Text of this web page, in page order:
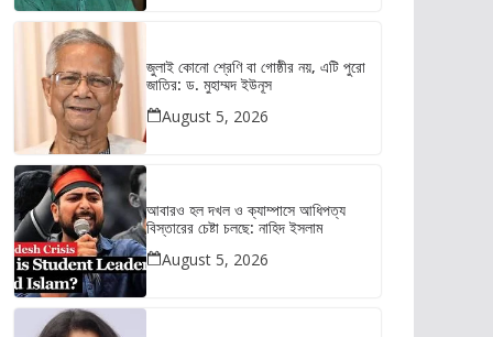
জুলাই কোনো শ্রেণি বা গোষ্ঠীর নয়, এটি পুরো
জাতির: ড. মুহাম্মদ ইউনূস
August 5, 2026
আবারও হল দখল ও ক্যাম্পাসে আধিপত্য
বিস্তারের চেষ্টা চলছে: নাহিদ ইসলাম
August 5, 2026